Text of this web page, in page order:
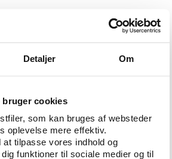
Detaljer Om
bruger cookies
som kan bruges af websteder
oplevelse mere effektiv.
tilpasse vores indhold og
funktioner til sociale medier og til
EU, FN og nogle af verdens
forskere og
især sætte fokus på
dårlige ledelseskultur. De får
mest omfattende rapport om
olympiske
titlen 'Sports Governance